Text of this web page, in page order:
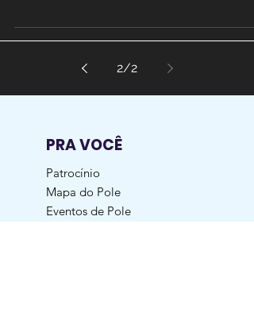
2/2
PRA VOCÊ
Patrocínio
Mapa do Pole
Eventos de Pole